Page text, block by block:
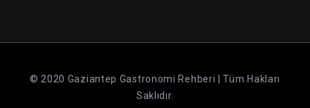
© 2020 Gaziantep Gastronomi Rehberi | Tüm Hakları
Saklıdır.